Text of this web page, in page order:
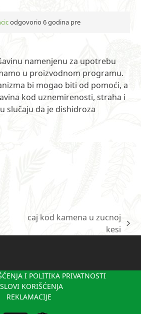
odgovorio 6 godina pre
namenjenu za upotrebu
u proizvodnom programu.
bi mogao biti od pomoći, a
kod uznemirenosti, straha i
slučaju da je dishidroza
caj kod kamena u zucnoj
kesi
I POLITIKA PRIVATNOSTI
KORIŠĆENJA
REKLAMACIJE